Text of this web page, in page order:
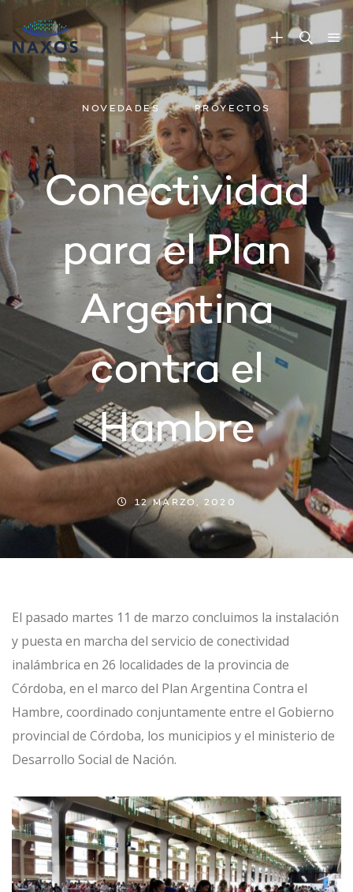
NOVEDADES PROYECTOS
Conectividad
para el Plan
Argentina
contra el
Hambre
12 MARZO, 2020
El pasado martes 11 de marzo concluimos la instalación
y puesta en marcha del servicio de conectividad
inalámbrica en 26 localidades de la provincia de
Córdoba, en el marco del Plan Argentina Contra el
Hambre, coordinado conjuntamente entre el Gobierno
provincial de Córdoba, los municipios y el ministerio de
Desarrollo Social de Nación.